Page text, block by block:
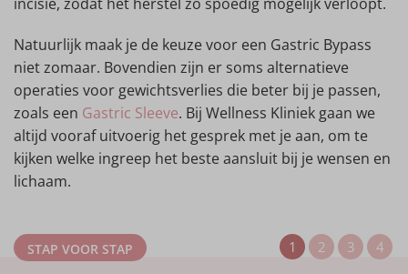
is meestal niet erg, maar zorg er wel voor dat je
gezond blijft eten en in beweging blijft. Zorg er dus
voor dat je je ook op de lange termijn aan het
afvalschema houdt.
Dat laatste heeft invloed op het verteringsstelsel
en hierdoor is een Gastric Bypass ook in het
bijzonder geschikt wie snel last heeft van zure
oprispingen. Ook voor patiënten met diabetes of
hoog cholesterol wordt deze manier van opereren
vaak aangeraden.
voorkeur uit naar een Gastric Sleeve operatie. Ook
daarvoor kun je terecht bij Wellness Kliniek. De
Natuurlijk maak je de keuze voor een Gastric Bypass
niet zomaar. Bovendien zijn er soms alternatieve
operaties voor gewichtsverlies die beter bij je passen,
zoals een Gastric Sleeve. Bij Wellness Kliniek gaan we
altijd vooraf uitvoerig het gesprek met je aan, om te
kijken welke ingreep het beste aansluit bij je wensen en
lichaam.
STAP VOOR STAP